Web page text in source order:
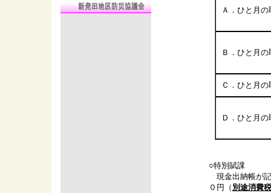
Ａ．ひと月
Ｂ．ひと月
Ｃ．ひと月
Ｄ．ひと月
○特別賦課
現金出納帳が
０円（ 別途消費